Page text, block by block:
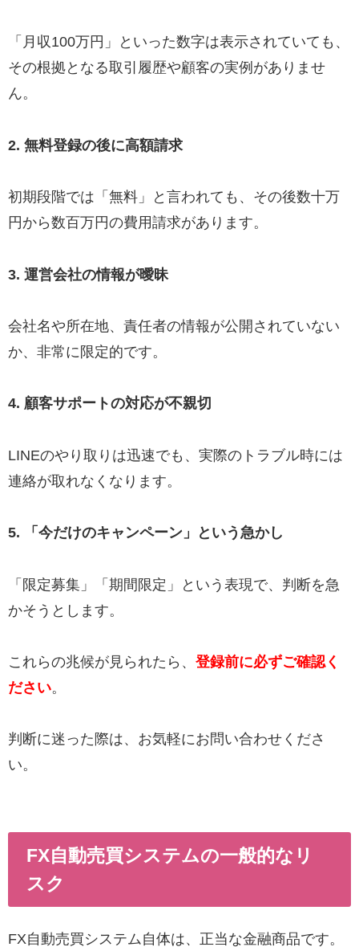
「月収100万円」といった数字は表示されていても、
その根拠となる取引履歴や顧客の実例がありませ
ん。
2. 無料登録の後に高額請求
初期段階では「無料」と言われても、その後数十万
円から数百万円の費用請求があります。
3. 運営会社の情報が曖昧
会社名や所在地、責任者の情報が公開されていない
か、非常に限定的です。
4. 顧客サポートの対応が不親切
LINEのやり取りは迅速でも、実際のトラブル時には
連絡が取れなくなります。
5. 「今だけのキャンペーン」という急かし
「限定募集」「期間限定」という表現で、判断を急
かそうとします。
これらの兆候が見られたら、 登録前に必ずご確認く
ださい。
判断に迷った際は、お気軽にお問い合わせくださ
い。
FX自動売買システムの一般的なリ
スク
FX自動売買システム自体は、正当な金融商品です。